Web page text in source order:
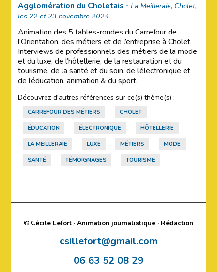
Agglomération du Choletais - La Meilleraie, Cholet,
les 22 et 23 novembre 2024
Animation des 5 tables-rondes du Carrefour de
l’Orientation, des métiers et de l’entreprise à Cholet.
Interviews de professionnels des métiers de la mode
et du luxe, de l’hôtellerie, de la restauration et du
tourisme, de la santé et du soin, de l’électronique et
de l’éducation, animation & du sport.
Découvrez d'autres références sur ce(s) thème(s) :
CARREFOUR DES MÉTIERS CHOLET
ÉDUCATION ÉLECTRONIQUE HÔTELLERIE
LA MEILLERAIE LUXE MÉTIERS MODE
SANTÉ TÉMOIGNAGES TOURISME
© Cécile Lefort · Animation journalistique · Rédaction
csillefort@gmail.com
06 63 52 08 29